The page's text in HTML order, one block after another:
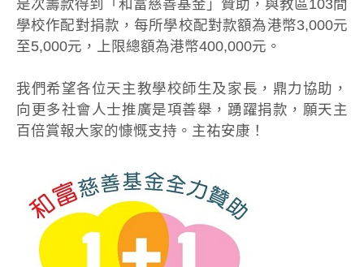
是次籌款得到「和富慈善基金」贊助，與教區103間
學校作配對捐款，每所學校配對款額為港幣3,000元
至5,000元，上限總額為港幣400,000元。
我們希望各位天主教學校師生及家長，鼎力協助，
向更多社會人士推廣是項善舉，踴躍捐款，願天主
百倍賞報大家的慷慨支持。主祐安康！